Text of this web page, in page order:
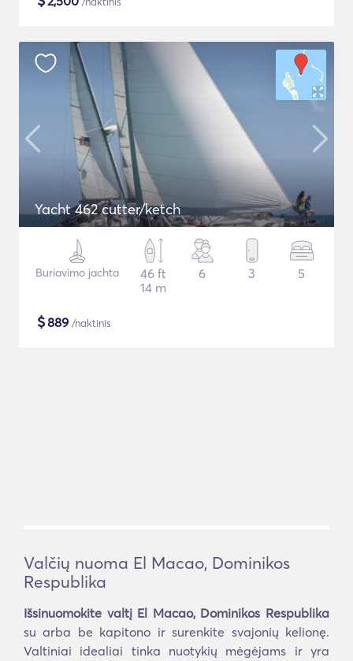
Yacht 462 cutter/ketch
Buriavimo jachta
46 ft
14 m
6 3 5
$889 /naktinis
Valčių nuoma El Macao, Dominikos
Respublika
Išsinuomokite valtį El Macao, Dominikos Respublika
su arba be kapitono ir surenkite svajonių kelionę.
Valtiniai idealiai tinka nuotykių mėgėjams ir yra